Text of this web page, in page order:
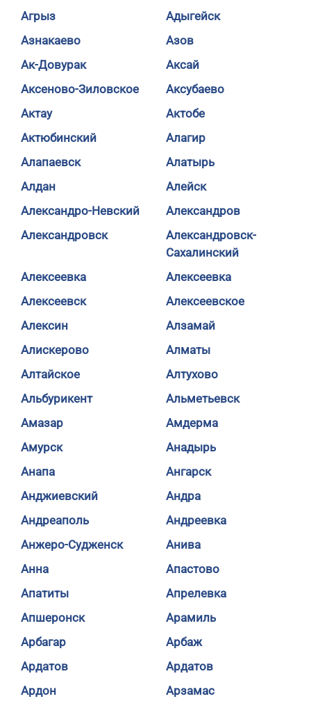
Агрыз
Адыгейск
Азнакаево
Азов
Ак-Довурак
Аксай
Аксеново-Зиловское
Аксубаево
Актау
Актобе
Актюбинский
Алагир
Алапаевск
Алатырь
Алдан
Алейск
Александро-Невский
Александров
Александровск
Александровск-
Сахалинский
Алексеевка
Алексеевка
Алексеевск
Алексеевское
Алексин
Алзамай
Алискерово
Алматы
Алтайское
Алтухово
Альбурикент
Альметьевск
Амазар
Амдерма
Амурск
Анадырь
Анапа
Ангарск
Анджиевский
Андра
Андреаполь
Андреевка
Анжеро-Судженск
Анива
Анна
Апастово
Апатиты
Апрелевка
Апшеронск
Арамиль
Арбагар
Арбаж
Ардатов
Ардатов
Ардон
Арзамас